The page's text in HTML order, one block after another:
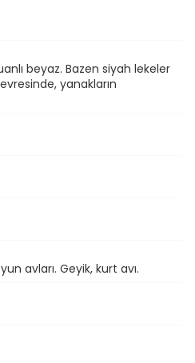
beyaz. Bazen siyah lekeler
yanakların
avları. Geyik, kurt avı.